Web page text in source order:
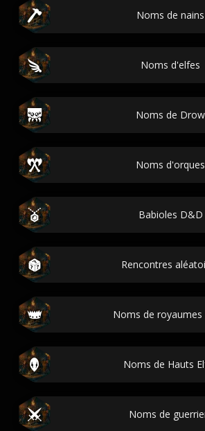
Noms de nains
Noms d'elfes
Noms de Drow
Noms d'orques
Babioles D&D
Rencontres
Noms de
Noms de Hauts
Noms de